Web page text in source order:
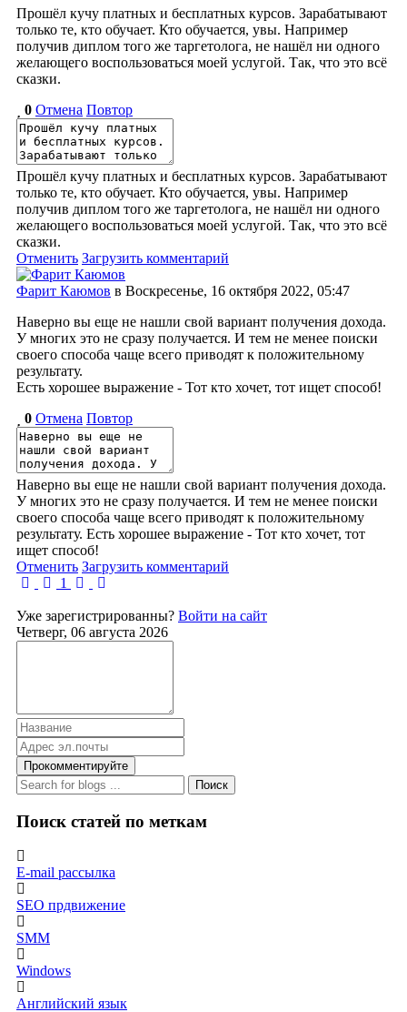
Прошёл кучу платных и бесплатных курсов. Зарабатывают
только те, кто обучает. Кто обучается, увы. Например
получив диплом того же таргетолога, не нашёл ни одного
желающего воспользоваться моей услугой. Так, что это всё
сказки.
0 Отмена Повтор
Прошёл кучу платных и бесплатных курсов. Зарабатывают
только те, кто обучает. Кто обучается, увы. Например
получив диплом того же таргетолога, не нашёл ни одного
желающего воспользоваться моей услугой. Так, что это всё
сказки.
Отменить Загрузить комментарий
Фарит Каюмов в Воскресенье, 16 октября 2022, 05:47
Наверно вы еще не нашли свой вариант получения дохода.
У многих это не сразу получается. И тем не менее поиски
своего способа чаще всего приводят к положительному
результату.
Есть хорошее выражение - Тот кто хочет, тот ищет способ!
0 Отмена Повтор
Наверно вы еще не нашли свой вариант получения дохода.
У многих это не сразу получается. И тем не менее поиски
своего способа чаще всего приводят к положительному
результату. Есть хорошее выражение - Тот кто хочет, тот
ищет способ!
Отменить Загрузить комментарий
First Page
Previous Page
1 Next Page
Уже зарегистрированны? Войти на сайт
Четверг, 06 августа 2026
Прокомментируйте
Поиск
Поиск статей по меткам
E-mail рассылка
SEO прдвижение
SMM
Windows
Английский язык